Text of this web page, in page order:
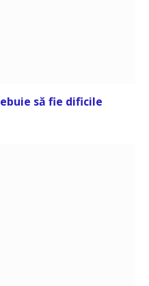
să fie dificile